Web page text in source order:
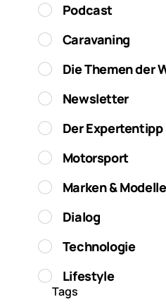
Podcast
Caravaning
Die Themen der
Newsletter
Der Expertentipp
Motorsport
Marken & Modelle
Dialog
Technologie
Lifestyle
Tags